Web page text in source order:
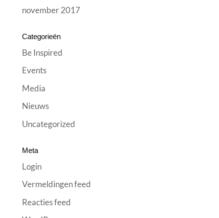
november 2017
Categorieën
Be Inspired
Events
Media
Nieuws
Uncategorized
Meta
Login
Vermeldingen feed
Reacties feed